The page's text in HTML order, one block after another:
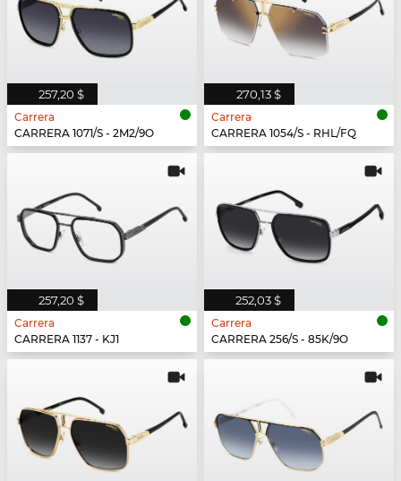
257,20 $
Carrera
CARRERA 1071/S - 2M2/9O
270,13 $
Carrera
CARRERA 1054/S - RHL/FQ
257,20 $
Carrera
CARRERA 1137 - KJ1
252,03 $
Carrera
CARRERA 256/S - 85K/9O